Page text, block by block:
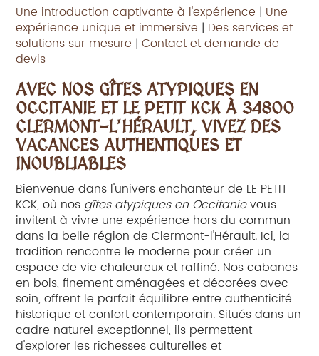
Une introduction captivante à l'expérience | Une
expérience unique et immersive | Des services et
solutions sur mesure |Contact et demande de
devis
AVEC NOS GÎTES ATYPIQUES EN
OCCITANIE ET LE PETIT KCK À 34800
CLERMONT-L'HÉRAULT, VIVEZ DES
VACANCES AUTHENTIQUES ET
INOUBLIABLES
Bienvenue dans l'univers enchanteur de LE PETIT
KCK, où nosgîtes atypiques en Occitanievous
invitent à vivre une expérience hors du commun
dans la belle région de Clermont-l'Hérault. Ici, la
tradition rencontre le moderne pour créer un
espace de vie chaleureux et raffiné. Nos cabanes
en bois, finement aménagées et décorées avec
soin, offrent le parfait équilibre entre authenticité
historique et confort contemporain. Situés dans un
cadre naturel exceptionnel, ils permettent
d'explorer les richesses culturelles et